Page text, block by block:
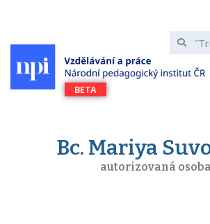
Bc. Mariya
autorizovaná osoba